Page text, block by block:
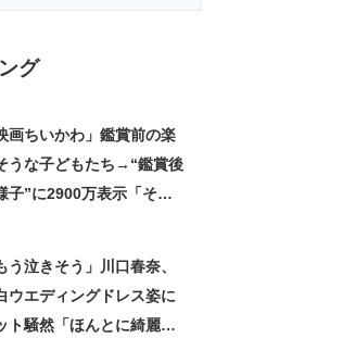
グ
画ちいかわ」鑑賞前の楽
うな子どもたち→“鑑賞後
子”に2900万表示「そう
う泣きそう」川口春奈、
ウエディングドレス姿に
ト騒然「ほんとに綺麗」